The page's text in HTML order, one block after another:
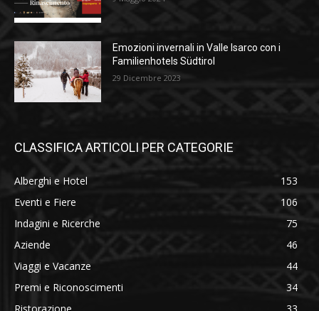
Emozioni invernali in Valle Isarco con i
Familienhotels Südtirol
29 Dicembre 2023
CLASSIFICA ARTICOLI PER CATEGORIE
Alberghi e Hotel
153
Eventi e Fiere
106
Indagini e Ricerche
75
Aziende
46
Viaggi e Vacanze
44
Premi e Riconoscimenti
34